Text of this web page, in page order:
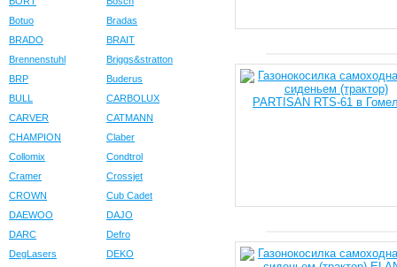
Botuo
Bradas
BRADO
BRAIT
Brennenstuhl
Briggs&stratton
BRP
Buderus
BULL
CARBOLUX
CARVER
CATMANN
CHAMPION
Claber
Collomix
Condtrol
Cramer
Crossjet
CROWN
Cub Cadet
DAEWOO
DAJO
DARC
Defro
DegLasers
DEKO